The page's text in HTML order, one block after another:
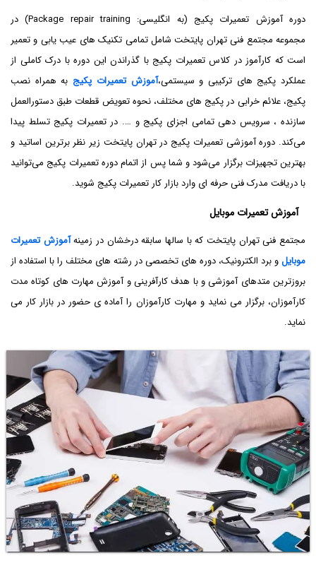
دوره آموزش تعمیرات پکیج (به انگلیسی: Package repair training) در
مجموعه مجتمع فنی تهران پایتخت شامل تمامی تکنیک های عیب یابی و تعمیر
است که کارآموز در کلاس تعمیرات پکیج با گذراندن این دوره با درک کاملی از
عملکرد پکیج های ترکیبی و سیستمی،آموزش تعمیرات پکیج به همراه نصب
پکیج، علائم خرابی در پکیج های مختلف، نحوه تعویض قطعات طبق دستورالعمل
سازنده ، سرویس دهی تمامی اجزای پکیج و …. در تعمیرات پکیج تسلط پیدا
می‌کند. دوره آموزشی تعمیرات پکیج در تهران پایتخت زیر نظر برترین اساتید و
بهترین تجهیزات برگزار می‌شود و شما پس از اتمام دوره تعمیرات پکیج می‌توانید
با دریافت مدرک فنی حرفه ای وارد بازار کار تعمیرات پکیج شوید.
آموزش تعمیرات موبایل
مجتمع فنی تهران پایتخت که با سالها سابقه درخشان در زمینهآموزش تعمیرات
موبایلو برد الکترونیک، دوره های تخصصی در رشته های مختلف را با استفاده از
بروزترین متدهای آموزشی و با هدف کارآفرینی و آموزش مهارت های کوتاه مدت
کارآموزان، برگزار می نماید و مهارت کارآموزان را آماده ی حضور در بازار کار می
نماید.